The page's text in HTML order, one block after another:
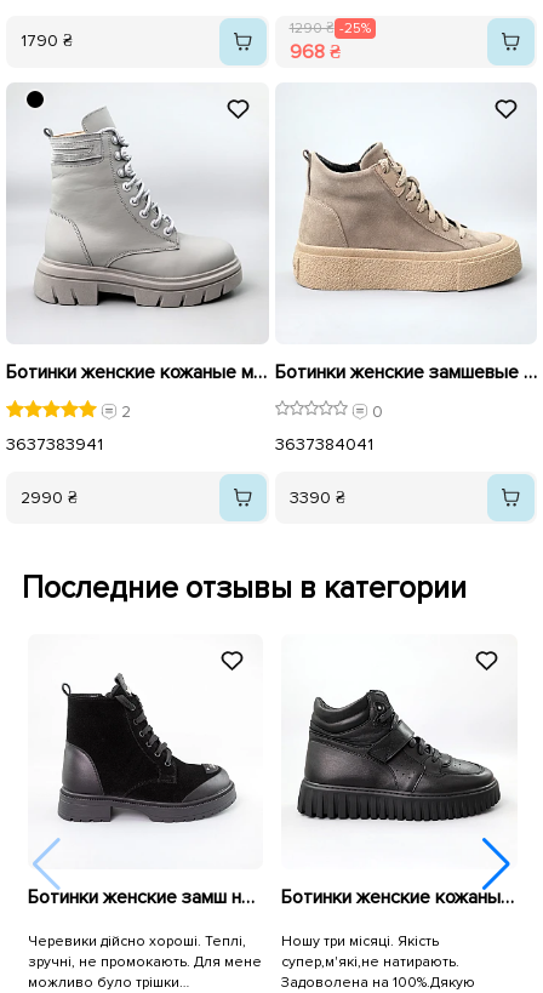
1790 ₴
1290 ₴ -25%
968 ₴
Ботинки женские кожаные мех 591153 Серые
2
3637383941
2990 ₴
Ботинки женские замшевые мех 590967 Серые
0
3637384041
3390 ₴
Последние отзывы в категории
Ботинки женские замш на меху 592699 Черные
Черевики дійсно хороші. Теплі,
зручні, не промокають. Для мене
можливо було трішки
Ботинки женские кожаные мех 591097 Черные
Ношу три місяці. Якість
супер,м'які,не натирають.
Задоволена на 100%.Дякую